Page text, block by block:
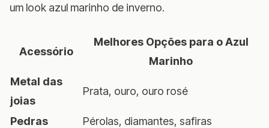
um look azul marinho de inverno.
Acessório
Melhores Opções para o Azul
Marinho
Metal das
joias
Prata, ouro, ouro rosé
Pedras
Pérolas, diamantes, safiras